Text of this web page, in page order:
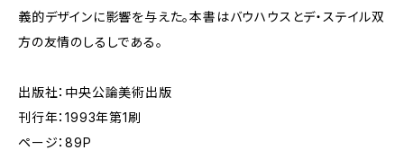
義的デザインに影響を与えた。本書はバウハウスとデ・ステイル双
方の友情のしるしである。
出版社：中央公論美術出版
刊行年：1993年第1刷
ページ：89P